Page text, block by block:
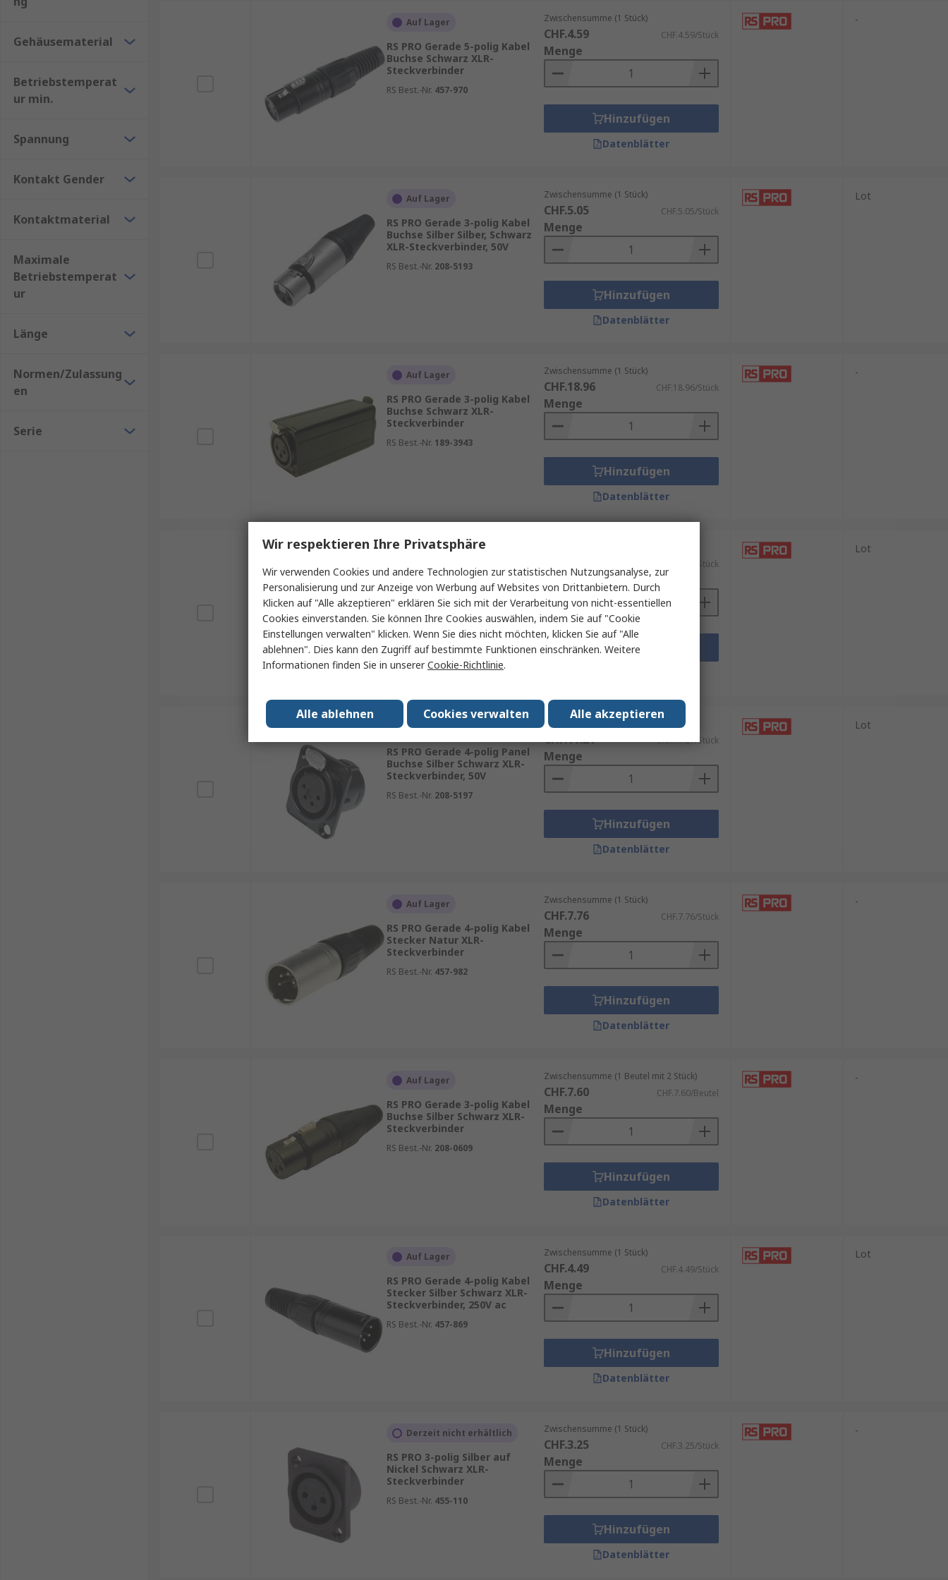
und hilfreichen technischen Ratgebern für die Auswahl moderner Steckverbinder.
Gehäusematerial
Betriebstemperat
ur min.
Spannung
Kontakt Gender
Kontaktmaterial
Maximale
Betriebstemperat
ur
Länge
Normen/Zulassung
en
Serie
Auf Lager
RS PRO Gerade 5-polig Kabel
Buchse Schwarz XLR-
Steckverbinder
RS Best.-Nr. 457-970
Zwischensumme (1 Stück)
CHF.4.59 CHF.4.59/Stück
Menge
Hinzufügen
Datenblätter
-
Auf Lager
RS PRO Gerade 3-polig Kabel
Buchse Silber Silber, Schwarz
XLR-Steckverbinder, 50V
RS Best.-Nr. 208-5193
Zwischensumme (1 Stück)
CHF.5.05 CHF.5.05/Stück
Menge
Hinzufügen
Datenblätter
Lot
Auf Lager
RS PRO Gerade 3-polig Kabel
Buchse Schwarz XLR-
Steckverbinder
RS Best.-Nr. 189-3943
Zwischensumme (1 Stück)
CHF.18.96 CHF.18.96/Stück
Menge
Hinzufügen
Datenblätter
-
Auf Lager
RS PRO Gerade 3-polig Panel
Stecker Silber auf Nickel
Schwarz XLR-Steckverbinder
RS Best.-Nr.455-093
CHF.4.56/Stück
Menge
Hinzufügen
Lot
Auf Lager
RS PRO Gerade 4-polig Panel
Buchse Silber Schwarz XLR-
Steckverbinder, 50V
RS Best.-Nr. 208-5197
Zwischensumme (1 Stück)
CHF.11.21 CHF.11.21/Stück
Menge
Hinzufügen
Datenblätter
Lot
Auf Lager
RS PRO Gerade 4-polig Kabel
Stecker Natur XLR-
Steckverbinder
RS Best.-Nr. 457-982
Zwischensumme (1 Stück)
CHF.7.76 CHF.7.76/Stück
Menge
Hinzufügen
Datenblätter
-
Auf Lager
RS PRO Gerade 3-polig Kabel
Buchse Silber Schwarz XLR-
Steckverbinder
RS Best.-Nr. 208-0609
Zwischensumme (1 Beutel mit 2 Stück)
CHF.7.60 CHF.7.60/Beutel
Menge
Hinzufügen
Datenblätter
-
Auf Lager
RS PRO Gerade 4-polig Kabel
Stecker Silber Schwarz XLR-
Steckverbinder, 250V ac
RS Best.-Nr. 457-869
Zwischensumme (1 Stück)
CHF.4.49 CHF.4.49/Stück
Menge
Hinzufügen
Datenblätter
Lot
Derzeit nicht erhältlich
RS PRO 3-polig Silber auf
Nickel Schwarz XLR-
Steckverbinder
RS Best.-Nr. 455-110
Zwischensumme (1 Stück)
CHF.3.25 CHF.3.25/Stück
Menge
Hinzufügen
Datenblätter
-
Wir respektieren Ihre Privatsphäre
Wir verwenden Cookies und andere Technologien zur statistischen Nutzungsanalyse, zur
Personalisierung und zur Anzeige von Werbung auf Websites von Drittanbietern. Durch
Klicken auf "Alle akzeptieren" erklären Sie sich mit der Verarbeitung von nicht-essentiellen
Cookies einverstanden. Sie können Ihre Cookies auswählen, indem Sie auf "Cookie
Einstellungen verwalten" klicken. Wenn Sie dies nicht möchten, klicken Sie auf "Alle
ablehnen". Dies kann den Zugriff auf bestimmte Funktionen einschränken. Weitere
Informationen finden Sie in unsererCookie-Richtlinie.
Alle akzeptieren
Cookies verwalten
Alle ablehnen